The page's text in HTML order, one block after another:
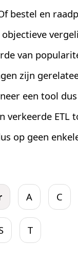
bestel en
objectieve
van
zijn
een tool
verkeerde ETL
op geen
A C
T